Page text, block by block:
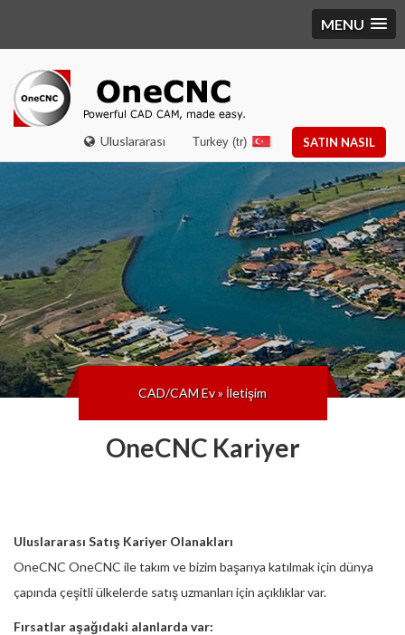
MENU
Uluslararası SATIN NASIL
Turkey (tr)
CAD/CAM Ev» İletişim
OneCNC Kariyer
Uluslararası Satış Kariyer Olanakları
OneCNC OneCNC ile takım ve bizim başarıya katılmak için dünya
çapında çeşitli ülkelerde satış uzmanları için açıklıklar var.
Fırsatlar aşağıdaki alanlarda var: